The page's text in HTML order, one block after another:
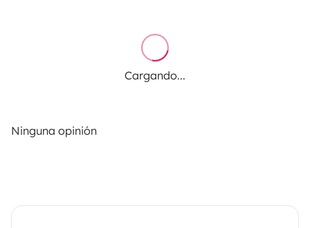
Cargando...
Ninguna opinión